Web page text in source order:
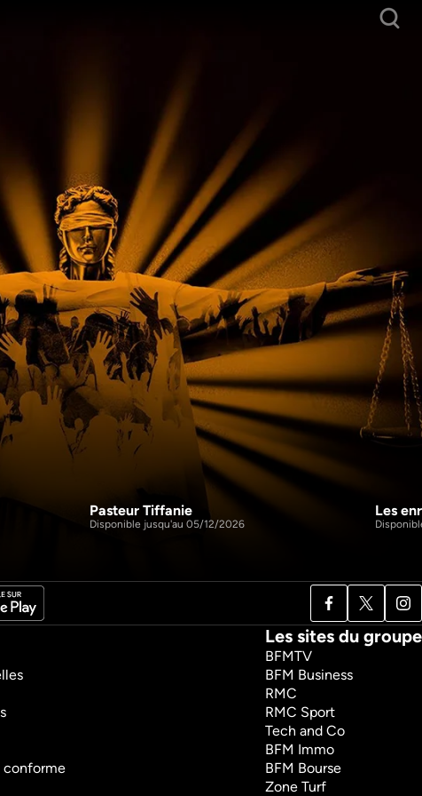
S1 E4
Pasteur Tiffanie
Disponible jusqu'au 05/12/2026 S1 E5
Les
conforme
Les sites du groupe
BFMTV
BFM Business
RMC
RMC Sport
Tech and Co
BFM Immo
BFM Bourse
Zone Turf